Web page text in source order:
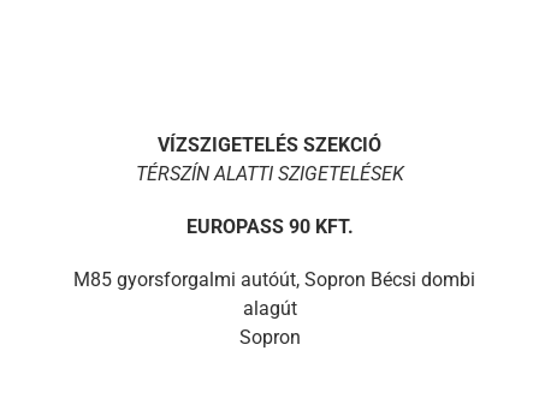
VÍZSZIGETELÉS SZEKCIÓ
TÉRSZÍN ALATTI SZIGETELÉSEK
EUROPASS 90 KFT.
M85 gyorsforgalmi autóút, Sopron Bécsi dombi
alagút
Sopron